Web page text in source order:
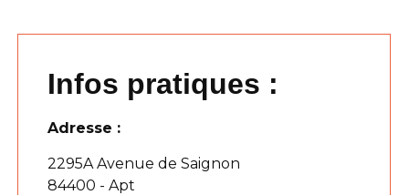
Infos pratiques :
Adresse :
2295A Avenue de Saignon
84400 - Apt